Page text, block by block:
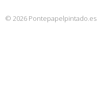
© 2026 Pontepapelpintado.es